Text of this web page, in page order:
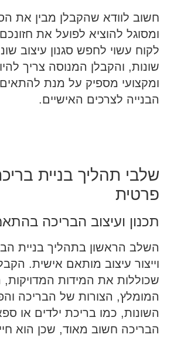
חשוב לוודא שהקבלן מבין את
ומסוגל להוציא לפועל את
לקוח עשוי לחפש סגנון עיצוב
שונות, והקבלן המנוסה צריך
ומקצועי מספיק על מנת
הבנייה לצרכים האישיים.
שלבי תהליך בניית
פרטית
תכנון ועיצוב הבריכה
השלב הראשון בתהליך בניית
וייצור עיצוב מותאם אישית.
שכוללות את המידות המדויקות,
המומלץ, הצורות של הבריכה
השונות, כמו בריכת ילדים או
הבריכה חשוב מאוד, שכן הוא